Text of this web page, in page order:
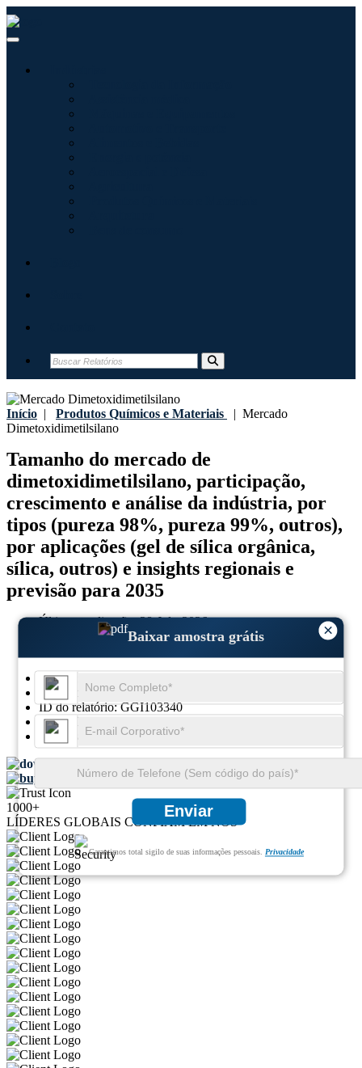
Início | Produtos Químicos e Materiais | Mercado
Dimetoxidimetilsilano
Tamanho do mercado de
dimetoxidimetilsilano, participação,
crescimento e análise da indústria, por
tipos (pureza 98%, pureza 99%, outros),
por aplicações (gel de sílica orgânica,
sílica, outros) e insights regionais e
previsão para 2035
Última atualização:28-July-2026
2025
Região:
Formato:PDF
ID do relatório:GGI103340
SKU ID:
Páginas: 85
Compra rápida
1000+
LÍDERES GLOBAIS CONFIAM EM NÓS
×
Baixar amostra grátis
Enviar
Garantimos total sigilo de suas informações pessoais. Privacidade